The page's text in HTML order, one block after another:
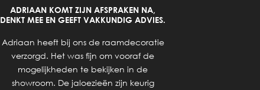
ADRIAAN KOMT ZIJN AFSPRAKEN NA,
DENKT MEE EN GEEFT VAKKUNDIG ADVIES.
Adriaan heeft bij ons de raamdecoratie
verzorgd. Het was fijn om vooraf de
mogelijkheden te bekijken in de
showroom. De jaloezieën zijn keurig